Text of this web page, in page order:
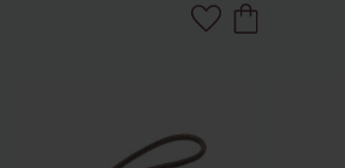
Lägg till i favoriter